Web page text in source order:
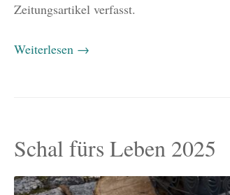
Zeitungsartikel verfasst.
Weiterlesen →
Schal fürs Leben 2025